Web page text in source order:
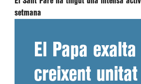
setmana
El Papa exalta
creixent unitat